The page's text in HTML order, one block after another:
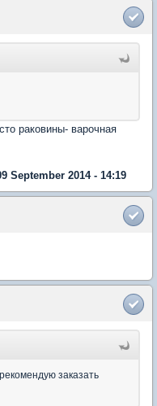
раковины- варочная
September 2014 - 14:19
заказать